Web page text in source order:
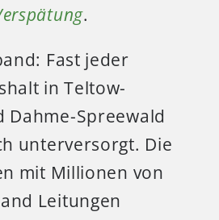
.
Fast jeder
in Teltow-
Dahme-Spreewald
unterversorgt. Die
mit Millionen von
Leitungen